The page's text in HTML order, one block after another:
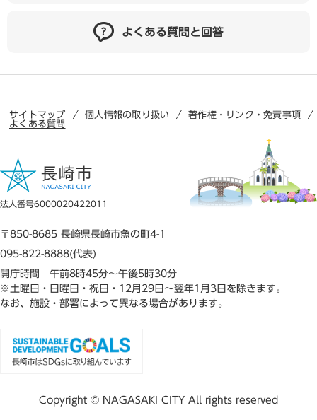
よくある質問と回答
サイトマップ 個人情報の取り扱い
著作権・リンク・免責事項
よくある質問
法人番号6000020422011
〒850-8685 長崎県長崎市魚の町4-1
095-822-8888(代表)
開庁時間 午前8時45分～午後5時30分
※土曜日・日曜日・祝日・12月29日～翌年1月3日を除きます。
なお、施設・部署によって異なる場合があります。
Copyright © NAGASAKI CITY All rights reserved